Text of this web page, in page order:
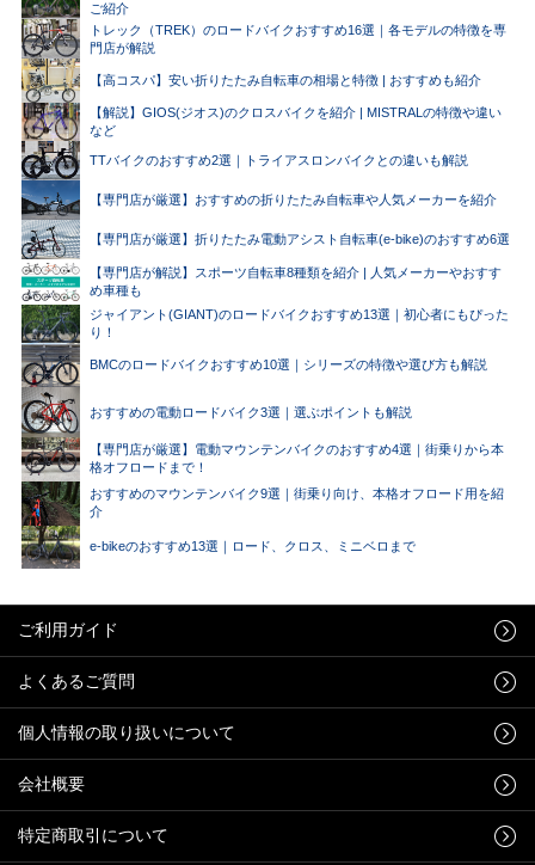
ご紹介
トレック（TREK）のロードバイクおすすめ16選｜各モデルの特徴を専
門店が解説
【高コスパ】安い折りたたみ自転車の相場と特徴 | おすすめも紹介
【解説】GIOS(ジオス)のクロスバイクを紹介 | MISTRALの特徴や違い
など
TTバイクのおすすめ2選｜トライアスロンバイクとの違いも解説
【専門店が厳選】おすすめの折りたたみ自転車や人気メーカーを紹介
【専門店が厳選】折りたたみ電動アシスト自転車(e-bike)のおすすめ6選
【専門店が解説】スポーツ自転車8種類を紹介 | 人気メーカーやおすす
め車種も
ジャイアント(GIANT)のロードバイクおすすめ13選｜初心者にもぴった
り！
BMCのロードバイクおすすめ10選｜シリーズの特徴や選び方も解説
おすすめの電動ロードバイク3選｜選ぶポイントも解説
【専門店が厳選】電動マウンテンバイクのおすすめ4選｜街乗りから本
格オフロードまで！
おすすめのマウンテンバイク9選｜街乗り向け、本格オフロード用を紹
介
e-bikeのおすすめ13選｜ロード、クロス、ミニベロまで
ご利用ガイド
よくあるご質問
個人情報の取り扱いについて
会社概要
特定商取引について